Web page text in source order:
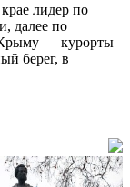
лидер по
далее по
Крыму — курорты
берег, в